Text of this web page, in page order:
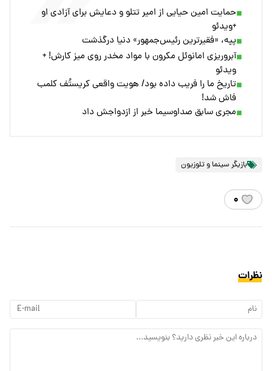
حمایت امین حیایی از امیر تتلو و دعایش برای آزادی او
+ویدئو
پپه، «فقیرترین رئیس‌جمهور» دنیا درگذشت
آبروریزی امانوئل مکرون با مواد مخدر روی میز کارش! +
ویدئو
تاریخ ما را فریب داده بود/ هویت واقعی کریستُف کلمب
فاش شد!
مجری سابق صداوسیما خبر از ازدواجش داد
بازیگر سینما و تلوزیون
۰
نظرات